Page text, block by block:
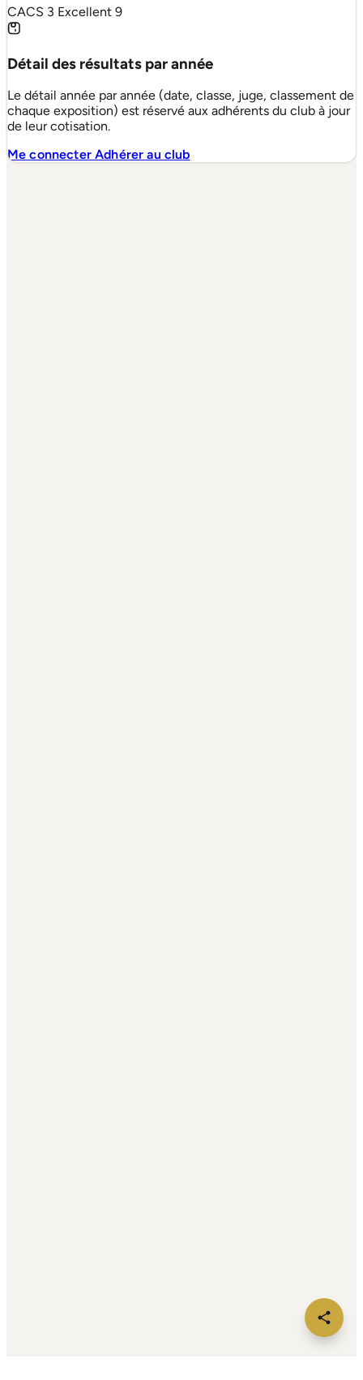
CACS 3 Excellent 9
Détail des résultats par année
Le détail année par année (date, classe, juge, classement de
chaque exposition) est réservé aux adhérents du club à jour
de leur cotisation.
Me connecterAdhérer au club